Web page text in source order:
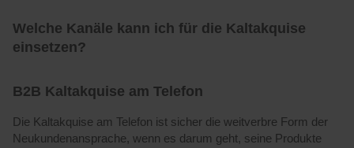
Welche Kanäle kann ich für die Kaltakquise
einsetzen?
B2B Kaltakquise am Telefon
Die Kaltakquise am Telefon ist sicher die weitverbre Form der
Neukundenansprache, wenn es darum geht, seine Produkte